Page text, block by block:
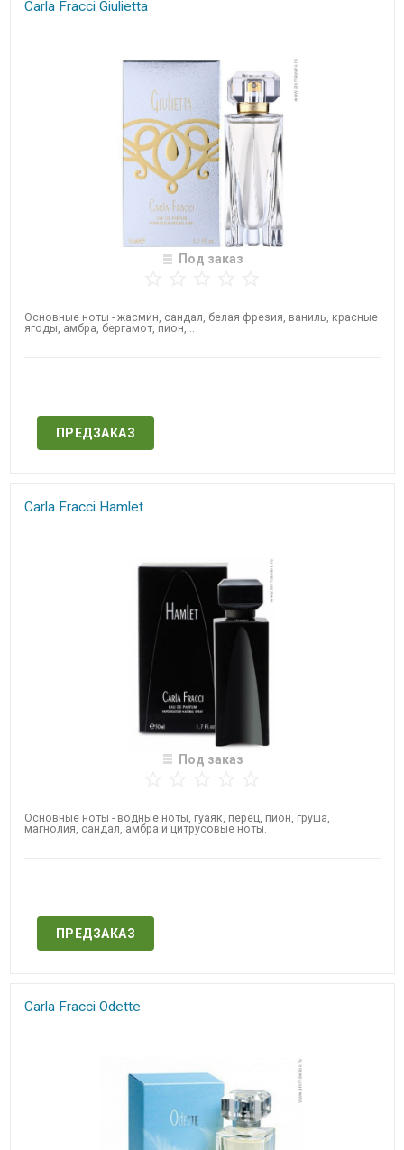
Carla Fracci Giulietta
Под заказ
Основные ноты - жасмин, сандал, белая фрезия, ваниль, красные
ягоды, амбра, бергамот, пион,...
ПРЕДЗАКАЗ
Carla Fracci Hamlet​
Под заказ
Основные ноты - водные ноты, гуаяк, перец, пион, груша,
магнолия, сандал, амбра и цитрусовые ноты.
ПРЕДЗАКАЗ
Carla Fracci Odette